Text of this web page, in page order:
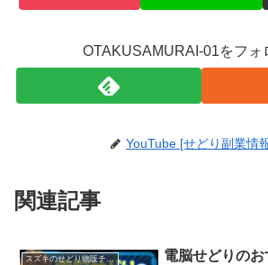
OTAKUSAMURAI-01をフォ
YouTube [せどり副業情
関連記事
電脳せどりの